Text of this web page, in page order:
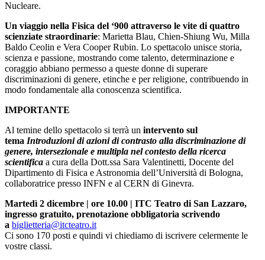
Nucleare.
Un viaggio nella Fisica del ‘900 attraverso le vite di quattro
scienziate straordinarie: Marietta Blau, Chien-Shiung Wu, Milla
Baldo Ceolin e Vera Cooper Rubin. Lo spettacolo unisce storia,
scienza e passione, mostrando come talento, determinazione e
coraggio abbiano permesso a queste donne di superare
discriminazioni di genere, etinche e per religione, contribuendo in
modo fondamentale alla conoscenza scientifica.
IMPORTANTE
Al temine dello spettacolo si terrà un intervento sul
tema Introduzioni di azioni di contrasto alla discriminazione di
genere, intersezionale e multipla nel contesto della ricerca
scientifica a cura della Dott.ssa Sara Valentinetti, Docente del
Dipartimento di Fisica e Astronomia dell’Università di Bologna,
collaboratrice presso INFN e al CERN di Ginevra.
Martedì 2 dicembre | ore 10.00 | ITC Teatro di San Lazzaro,
ingresso gratuito, prenotazione obbligatoria scrivendo
a biglietteria@itcteatro.it
Ci sono 170 posti e quindi vi chiediamo di iscrivere celermente le
vostre classi.